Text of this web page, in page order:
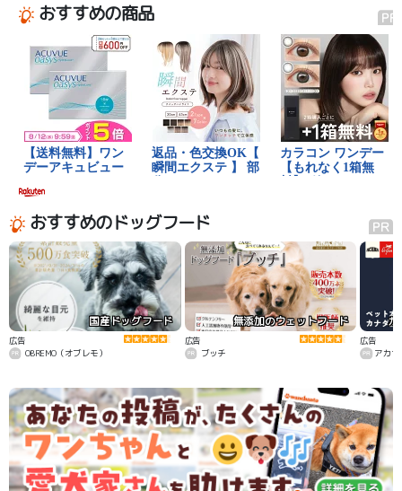
おすすめの商品
おすすめのドッグフード
国産ドッグフード
広告
OBREMO（オブレモ）
無添加のウェットフード
広告
ブッチ
カ
広告
アカ